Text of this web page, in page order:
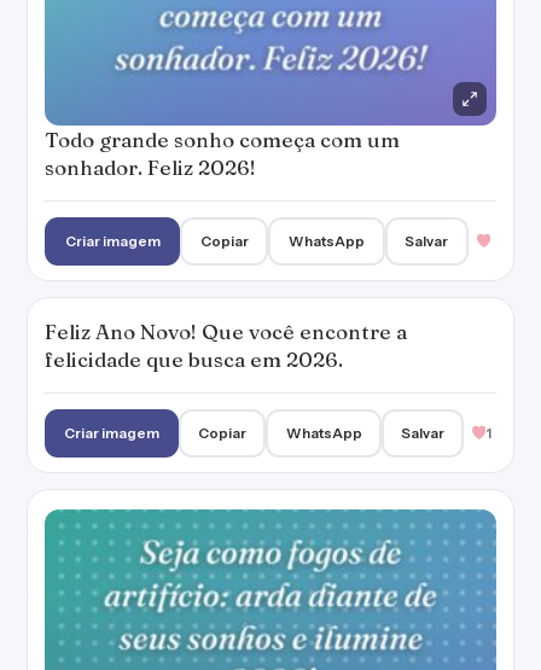
Todo grande sonho começa com um
sonhador. Feliz 2026!
Criar imagem Copiar WhatsApp Salvar
Feliz Ano Novo! Que você encontre a
felicidade que busca em 2026.
Criar imagem Copiar WhatsApp Salvar 1